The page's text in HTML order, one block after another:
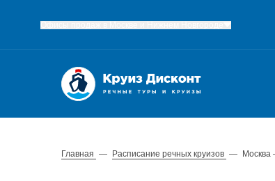
Главная — Расписание речных круизов — Москва